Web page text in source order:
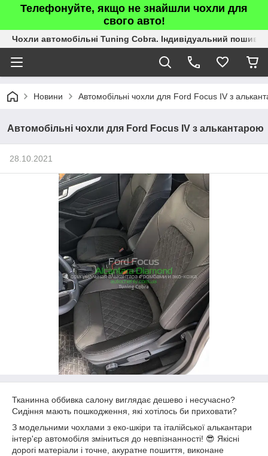
Телефонуйте, якщо не знайшли чохли для
свого авто!
Чохли автомобільні Tuning Cobra. Індивідуальний пошив.
Новини Автомобільні чохли для Ford Focus IV з
Автомобільні чохли для Ford Focus IV з алькантарою
28.10.2021
Тканинна оббивка салону виглядає дешево і несучасно?
Сидіння мають пошкодження, які хотілось би приховати?
З модельними чохлами з еко-шкіри та італійської алькантари
інтер'єр автомобіля зміниться до невпізнанності! 😎 Якісні
дорогі матеріали і точне, акуратне пошиття, виконане